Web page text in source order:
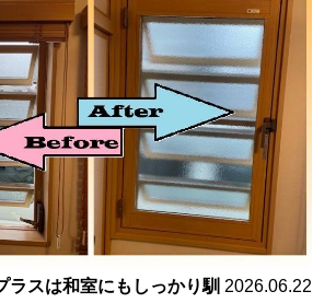
ラスは和室にもしっかり馴 2026.06.22